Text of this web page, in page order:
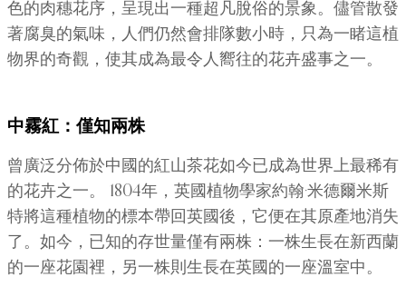
色的肉穗花序，呈現出一種超凡脫俗的景象。儘管散發
著腐臭的氣味，人們仍然會排隊數小時，只為一睹這植
物界的奇觀，使其成為最令人嚮往的花卉盛事之一。
中霧紅：僅知兩株
曾廣泛分佈於中國的紅山茶花如今已成為世界上最稀有
的花卉之一。 1804年，英國植物學家約翰·米德爾米斯
特將這種植物的標本帶回英國後，它便在其原產地消失
了。如今，已知的存世量僅有兩株：一株生長在新西蘭
的一座花園裡，另一株則生長在英國的一座溫室中。